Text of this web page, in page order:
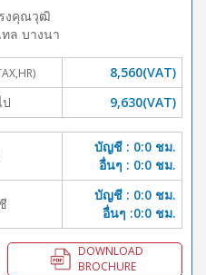
งคุณวุฒิ
ล บางนา
8,560(VAT)
9,630(VAT)
บัญชี : 0:0 ชม.
อื่นๆ : 0:0 ชม.
บัญชี : 0:0 ชม.
อื่นๆ :0:0 ชม.
DOWNLOAD
BROCHURE